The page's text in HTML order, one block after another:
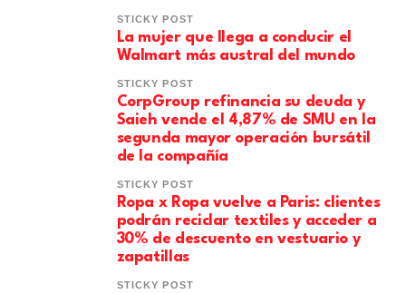
STICKY POST
La mujer que llega a conducir el
Walmart más austral del mundo
STICKY POST
CorpGroup refinancia su deuda y
Saieh vende el 4,87% de SMU en la
segunda mayor operación bursátil
de la compañía
STICKY POST
Ropa x Ropa vuelve a Paris: clientes
podrán reciclar textiles y acceder a
30% de descuento en vestuario y
zapatillas
STICKY POST